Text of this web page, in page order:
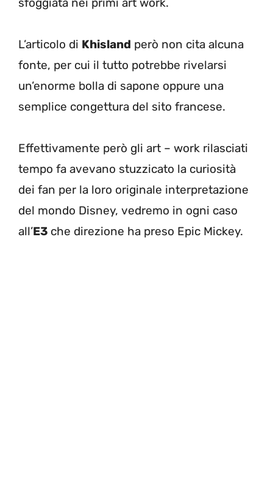
L’articolo di Khisland però non cita alcuna
fonte, per cui il tutto potrebbe rivelarsi
un’enorme bolla di sapone oppure una
semplice congettura del sito francese.
Effettivamente però gli art – work rilasciati
tempo fa avevano stuzzicato la curiosità
dei fan per la loro originale interpretazione
del mondo Disney, vedremo in ogni caso
all’E3 che direzione ha preso Epic Mickey.